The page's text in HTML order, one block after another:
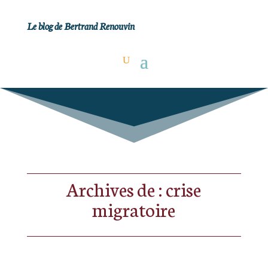
Le blog de Bertrand Renouvin
Archives de : crise
migratoire